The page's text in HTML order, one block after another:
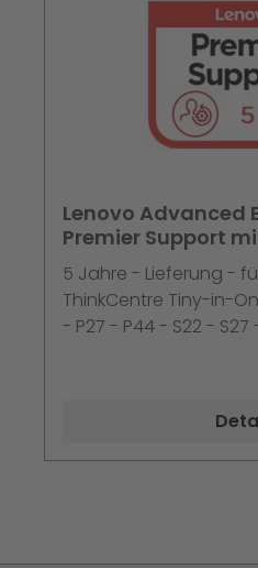
Lenovo Advanced
Premier Support
5 Jahre - Lieferung -
ThinkCentre Tiny-in-
- P27 - P44 - S22 - S27